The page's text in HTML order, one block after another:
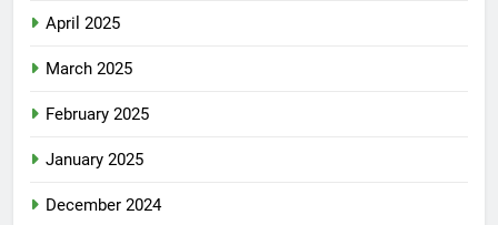
April 2025
March 2025
February 2025
January 2025
December 2024